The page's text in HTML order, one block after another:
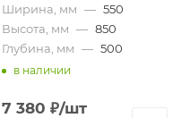
Ширина, мм — 550
Высота, мм — 850
Глубина, мм — 500
в наличии
7 380 ₽/шт